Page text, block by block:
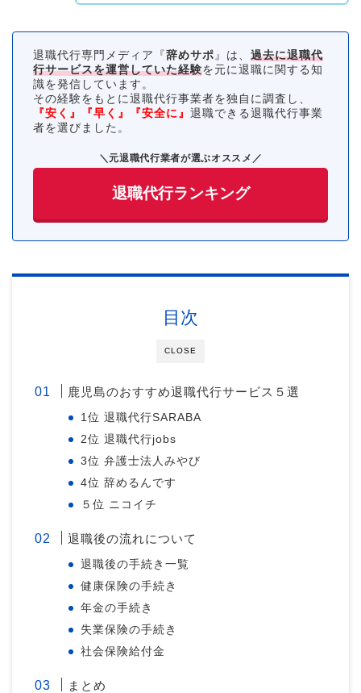
退職代行専門メディア『辞めサポ 』は、 過去に退職代
行サービスを運営していた経験を元に退職に関する知
識を発信しています。
その経験をもとに退職代行事業者を独自に調査し、
『安く』『早く』『安全に』 退職できる退職代行事業
者を選びました。
＼元退職代行業者が選ぶオススメ／
退職代行ランキング
CLOSE
目次
鹿児島のおすすめ退職代行サービス５選
1位 退職代行SARABA
2位 退職代行jobs
3位 弁護士法人みやび
4位 辞めるんです
５位 ニコイチ
退職後の流れについて
退職後の手続き一覧
健康保険の手続き
年金の手続き
失業保険の手続き
社会保険給付金
まとめ